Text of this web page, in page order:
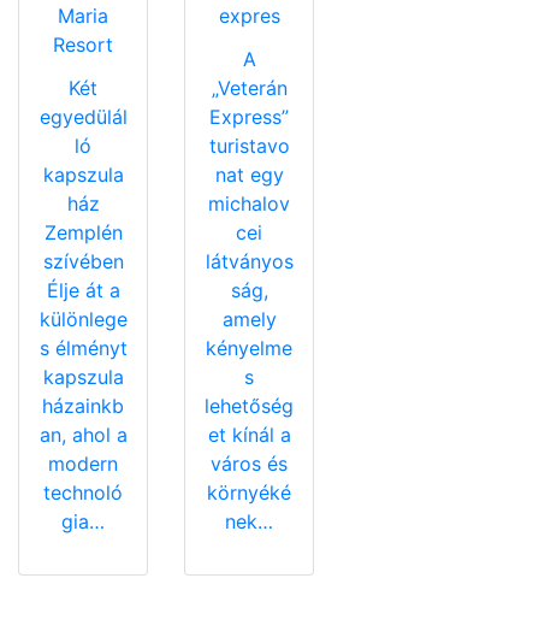
Maria
Resort
Két
egyedülál
ló
kapszula
ház
Zemplén
szívében
Élje át a
különlege
s élményt
kapszula
házainkb
an, ahol a
modern
technoló
gia…
expres
A
„Veterán
Express”
turistavo
nat egy
michalov
cei
látványos
ság,
amely
kényelme
s
lehetőség
et kínál a
város és
környéké
nek…